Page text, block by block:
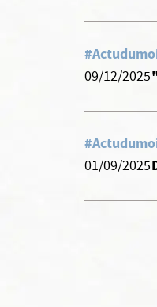
09/12/2025
01/09/2025